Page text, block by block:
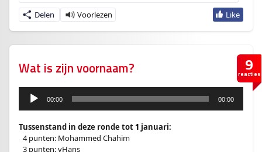
Delen
9
reacties
Wat is zijn voornaam?
d
i
00:00 00:00
Tussenstand in deze ronde tot 1 januari:
4 punten: Mohammed Chahim
3 punten: vHans